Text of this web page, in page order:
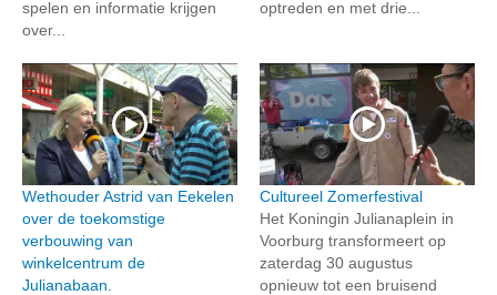
spelen en informatie krijgen
over...
optreden en met drie...
Wethouder Astrid van Eekelen
over de toekomstige
verbouwing van
winkelcentrum de
Julianabaan.
Cultureel Zomerfestival
Het Koningin Julianaplein in
Voorburg transformeert op
zaterdag 30 augustus
opnieuw tot een bruisend